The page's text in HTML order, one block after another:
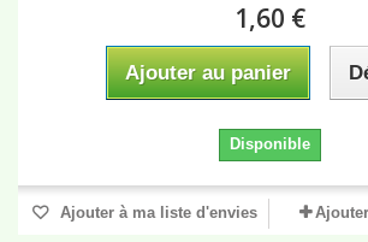
1,60 €
Ajouter au panier
Disponible
Ajouter à ma liste d'envies